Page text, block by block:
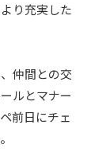
り充実した
仲間との交
ルとマナー
前日にチェ